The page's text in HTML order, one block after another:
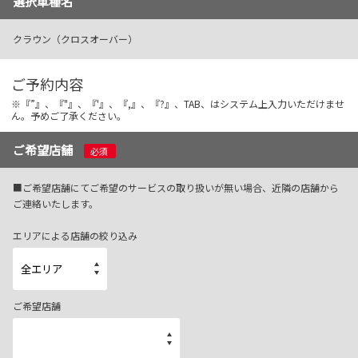
[受付]24時間,365日対応
クラウン（クロスオーバー）
ご予約内容
※『”』、『"』、『'』、『,』、『?』、TAB、はシステム上入力いただけませ
ん。予めご了承ください。
ご希望店舗 必須
■ご希望店舗にてご希望のサービスの取り扱いが無い場合、近隣の店舗から
ご連絡いたします。
エリアによる店舗の絞り込み
ご希望店舗